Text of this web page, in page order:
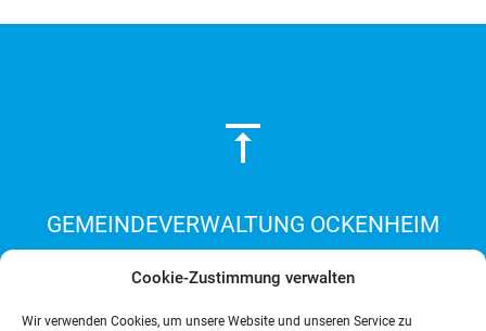
Cookie-Zustimmung verwalten
Wir verwenden Cookies, um unsere Website und unseren Service zu
GEMEINDEVERWALTUNG OCKENHEIM
Telefon: 0 67 25 / 24 42 · Telefax: 0 67 25 / 53 80
INFO@OCKENHEIM.DE